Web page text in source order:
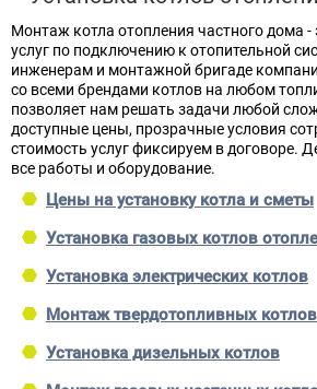
Монтаж котла отопления частного дома
услуг по подключению к отопительной
инженерам и монтажной бригаде
со всеми брендами котлов на любом
позволяет нам решать задачи любой
доступные цены, прозрачные условия
стоимость услуг фиксируем в договоре.
все работы и оборудование.
Цены на установку котла и сметы
Установка газовых котлов
Установка электрических котлов
Монтаж твердотопливных
Установка дизельных котлов